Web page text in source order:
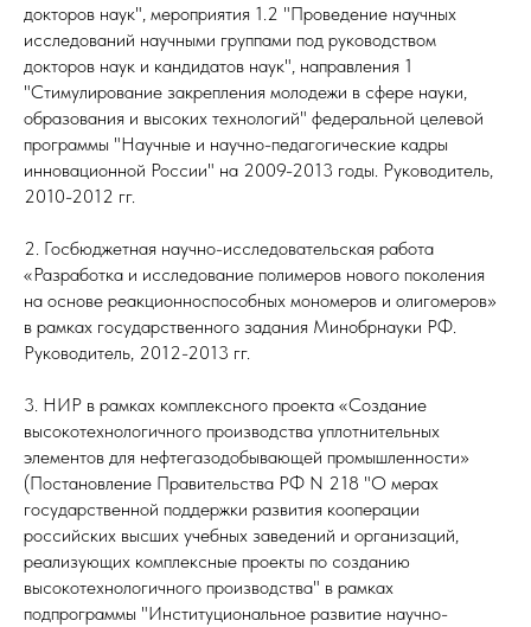
докторов наук", мероприятия 1.2 "Проведение научных
исследований научными группами под руководством
докторов наук и кандидатов наук", направления 1
"Стимулирование закрепления молодежи в сфере науки,
образования и высоких технологий" федеральной целевой
программы "Научные и научно-педагогические кадры
инновационной России" на 2009-2013 годы. Руководитель,
2010-2012 гг.
2. Госбюджетная научно-исследовательская работа
«Разработка и исследование полимеров нового поколения
на основе реакционноспособных мономеров и олигомеров»
в рамках государственного задания Минобрнауки РФ.
Руководитель, 2012-2013 гг.
3. НИР в рамках комплексного проекта «Создание
высокотехнологичного производства уплотнительных
элементов для нефтегазодобывающей промышленности»
(Постановление Правительства РФ N 218 "О мерах
государственной поддержки развития кооперации
российских высших учебных заведений и организаций,
реализующих комплексные проекты по созданию
высокотехнологичного производства" в рамках
подпрограммы "Институциональное развитие научно-